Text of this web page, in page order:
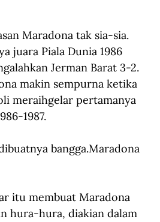
Maradona tak sia-sia.
juara Piala Dunia 1986
Jerman Barat 3-2.
makin sempurna ketika
meraihgelar pertamanya
1987.
bangga.Maradona
itu membuat Maradona
hura-hura, diakian dalam